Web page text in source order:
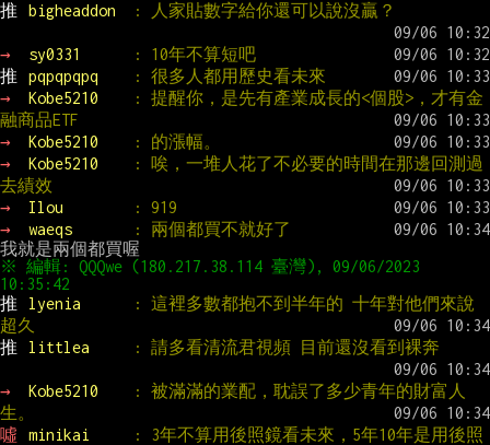
推 bigheaddon : 人家貼數字給你還可以說沒贏？
→ sy0331
: 10年不算短吧
推
pqpqpqpq
: 很多人都用歷史看未來
→
Kobe5210
: 提醒你，是先有產業成長的<個股>，才有金
融商品ETF
→
Kobe5210
: 的漲幅。
→
Kobe5210
: 唉，一堆人花了不必要的時間在那邊回測過
去績效
→
Ilou
: 919
→
waeqs
: 兩個都買不就好了
※ 編輯: QQQwe (180.217.38.114 臺灣), 09/06/2023
推
lyenia
: 這裡多數都抱不到半年的 十年對他們來說
超久
推
littlea : 請多看清流君視頻 目前還沒看到裸奔
→ Kobe5210
: 被滿滿的業配，耽誤了多少青年的財富人
生。
噓
minikai
: 3年不算用後照鏡看未來，5年10年是用後照